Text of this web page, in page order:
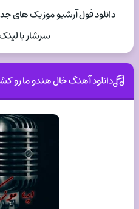
دانلود فول آرشیو موزیک های
سرشار با
دانلود آهنگ خال هندو ما رو